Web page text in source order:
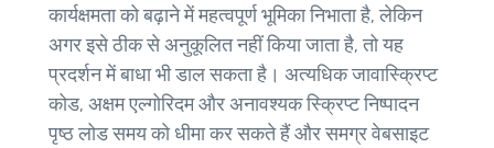
कार्यक्षमता को बढ़ाने में महत्वपूर्ण भूमिका निभाता है, लेकिन
अगर इसे ठीक से अनुकूलित नहीं किया जाता है, तो यह
प्रदर्शन में बाधा भी डाल सकता है। अत्यधिक जावास्क्रिप्ट
कोड, अक्षम एल्गोरिदम और अनावश्यक स्क्रिप्ट निष्पादन
पृष्ठ लोड समय को धीमा कर सकते हैं और समग्र वेबसाइट